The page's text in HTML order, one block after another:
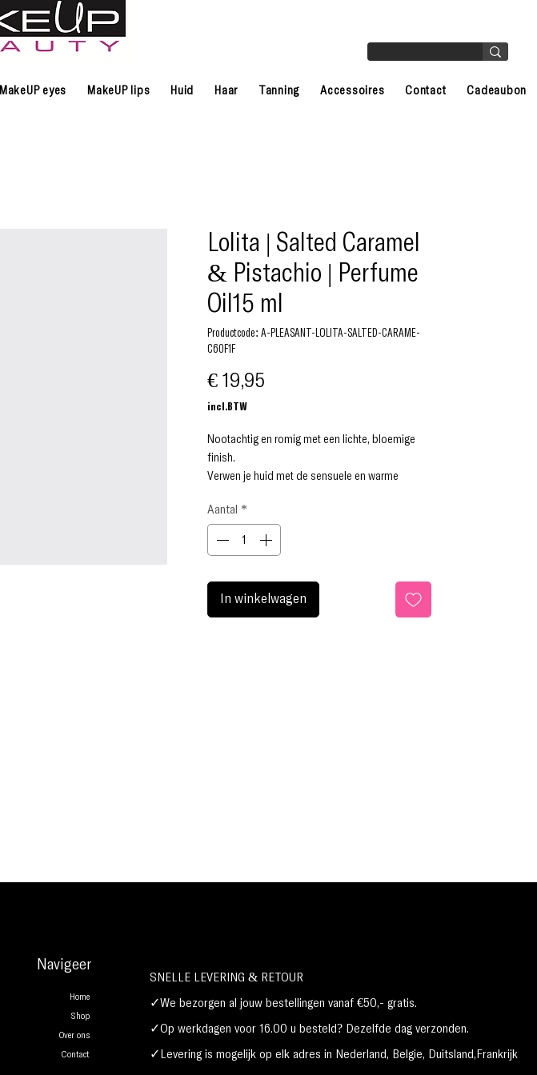
MakeUP eyes MakeUP lips Huid Haar Tanning Accessoires Contact Cadeaubon
Lolita | Salted Caramel
& Pistachio | Perfume
Oil15 ml
Productcode: A-PLEASANT-LOLITA-SALTED-CARAME-
C60F1F
€ 19,95
incl.BTW
Nootachtig en romig met een lichte, bloemige
finish.
Verwen je huid met de sensuele en warme
geur van pistache, heliotroop en gezouten
karamel. Onze elegante parfumoliën zijn speciaal
samengesteld om de huid te voeden, delicaat te
Aantal *
In winkelwagen
Navigeer
Home
Shop
Over ons
Contact
SNELLE LEVERING & RETOUR
✓We bezorgen al jouw bestellingen vanaf €50,- gratis.
✓Op werkdagen voor 16.00 u besteld? Dezelfde dag verzonden.
✓Levering is mogelijk op elk adres in Nederland, België, Duitsland,Frankrijk